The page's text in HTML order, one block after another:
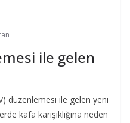
ile gelen
düzenlemesi ile gelen yeni
kafa karışıklığına neden